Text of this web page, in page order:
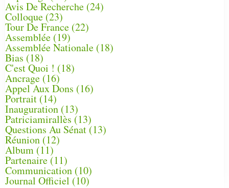
Avis De Recherche (24)
Colloque (23)
Tour De France (22)
Assemblée (19)
Assemblée Nationale (18)
Bias (18)
C'est Quoi ! (18)
Ancrage (16)
Appel Aux Dons (16)
Portrait (14)
Inauguration (13)
Patriciamirallès (13)
Questions Au Sénat(13)
Réunion (12)
Album (11)
Partenaire(11)
Communication (10)
Journal Officiel (10)